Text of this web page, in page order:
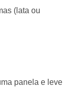
(lata ou
panela e leve